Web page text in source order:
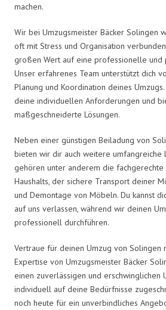
machen.
Wir bei Umzugsmeister Bäcker Solingen
oft mit Stress und Organisation
großen Wert auf eine professionelle und
Unser erfahrenes Team unterstützt dich
Planung und Koordination deines
deine individuellen Anforderungen und
maßgeschneiderte Lösungen.
Neben einer günstigen Beiladung von
bieten wir dir auch weitere umfangreiche
gehören unter anderem die fachgerechte
Haushalts, der sichere Transport deiner
und Demontage von Möbeln. Du kannst
auf uns verlassen, während wir deinen
professionell durchführen.
Vertraue für deinen Umzug von Solingen
Expertise von Umzugsmeister Bäcker
einen zuverlässigen und erschwinglichen
individuell auf deine Bedürfnisse
noch heute für ein unverbindliches